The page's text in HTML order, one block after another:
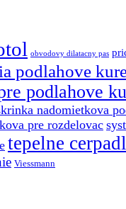
obvodovy dilatacny pas
podlahove
podlahove
nadomietkova
pre rozdelovac
tepelne
Viessmann